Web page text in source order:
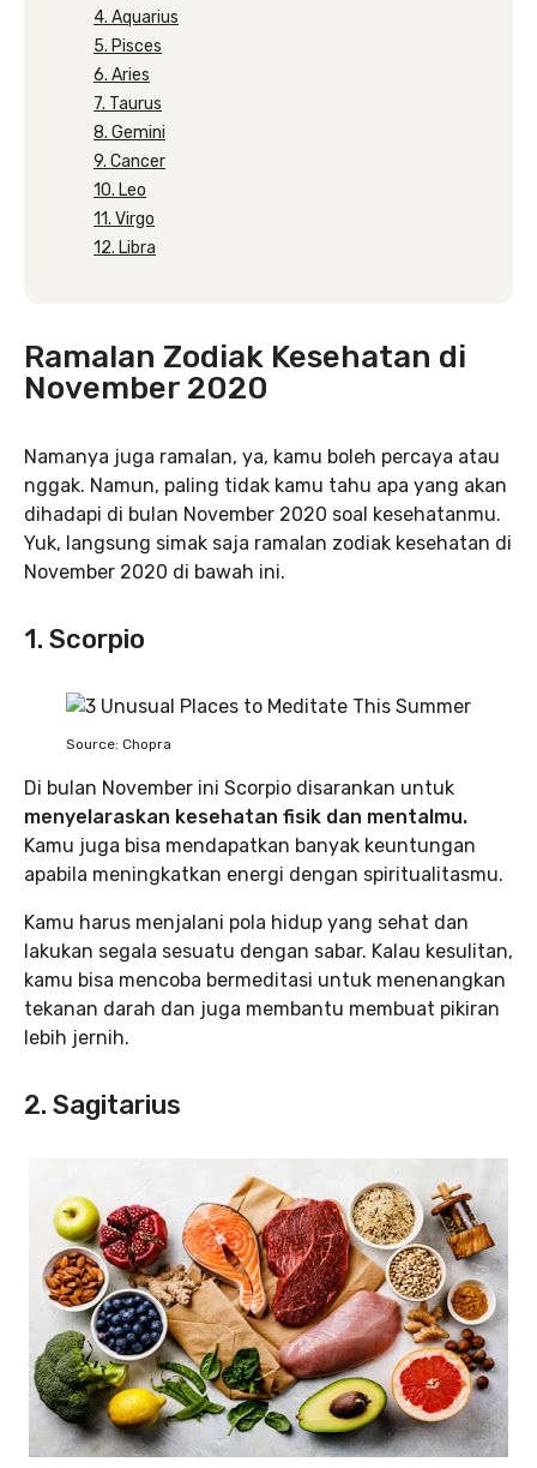
4. Aquarius
5. Pisces
6. Aries
7. Taurus
8. Gemini
9. Cancer
10. Leo
11. Virgo
12. Libra
Ramalan Zodiak Kesehatan di
November 2020
Namanya juga ramalan, ya, kamu boleh percaya atau
nggak. Namun, paling tidak kamu tahu apa yang akan
dihadapi di bulan November 2020 soal kesehatanmu.
Yuk, langsung simak saja ramalan zodiak kesehatan di
November 2020 di bawah ini.
1. Scorpio
Source: Chopra
Di bulan November ini Scorpio disarankan untuk
menyelaraskan kesehatan fisik dan mentalmu.
Kamu juga bisa mendapatkan banyak keuntungan
apabila meningkatkan energi dengan spiritualitasmu.
Kamu harus menjalani pola hidup yang sehat dan
lakukan segala sesuatu dengan sabar. Kalau kesulitan,
kamu bisa mencoba bermeditasi untuk menenangkan
tekanan darah dan juga membantu membuat pikiran
lebih jernih.
2. Sagitarius